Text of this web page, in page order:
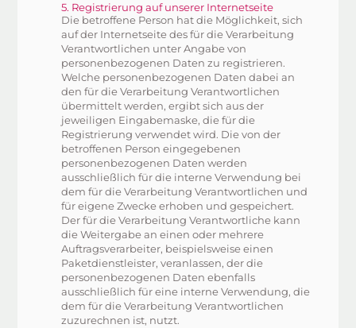
5. Registrierung auf unserer Internetseite
Die betroffene Person hat die Möglichkeit, sich
auf der Internetseite des für die Verarbeitung
Verantwortlichen unter Angabe von
personenbezogenen Daten zu registrieren.
Welche personenbezogenen Daten dabei an
den für die Verarbeitung Verantwortlichen
übermittelt werden, ergibt sich aus der
jeweiligen Eingabemaske, die für die
Registrierung verwendet wird. Die von der
betroffenen Person eingegebenen
personenbezogenen Daten werden
ausschließlich für die interne Verwendung bei
dem für die Verarbeitung Verantwortlichen und
für eigene Zwecke erhoben und gespeichert.
Der für die Verarbeitung Verantwortliche kann
die Weitergabe an einen oder mehrere
Auftragsverarbeiter, beispielsweise einen
Paketdienstleister, veranlassen, der die
personenbezogenen Daten ebenfalls
ausschließlich für eine interne Verwendung, die
dem für die Verarbeitung Verantwortlichen
zuzurechnen ist, nutzt.